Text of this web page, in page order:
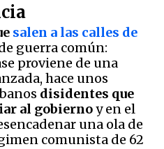
salen a las calles de
guerra común:
proviene de una
hace unos
disidentes que
al gobiernoy en el
una ola de
comunista de 62